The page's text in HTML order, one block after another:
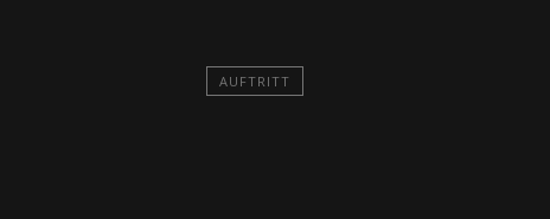
AUFTRITT